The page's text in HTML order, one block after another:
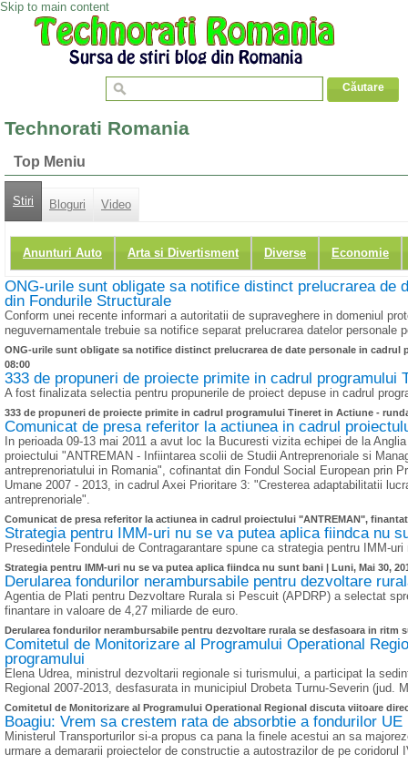
Skip to main content
Technorati Romania
Top Meniu
Stiri Bloguri Video
Anunturi Auto Arta si Divertisment Diverse Economie
ONG-urile sunt obligate sa notifice distinct prelucrarea de
din Fondurile Structurale
Conform unei recente informari a autoritatii de supraveghere in domeniul
neguvernamentale trebuie sa notifice separat prelucrarea datelor personale
ONG-urile sunt obligate sa notifice distinct prelucrarea de date personale in
08:00
333 de propuneri de proiecte primite in cadrul programului
A fost finalizata selectia pentru propunerile de proiect depuse in cadrul
333 de propuneri de proiecte primite in cadrul programului Tineret in Actiune -
Comunicat de presa referitor la actiunea in cadrul
In perioada 09-13 mai 2011 a avut loc la Bucuresti vizita echipei de la
proiectului "ANTREMAN - Infiintarea scolii de Studii Antreprenoriale si
antreprenoriatului in Romania", cofinantat din Fondul Social European prin
Umane 2007 - 2013, in cadrul Axei Prioritare 3: "Cresterea adaptabilitatii
antreprenoriale".
Comunicat de presa referitor la actiunea in cadrul proiectului "ANTREMAN",
Strategia pentru IMM-uri nu se va putea aplica fiindca nu
Presedintele Fondului de Contragarantare spune ca strategia pentru IMM-
Strategia pentru IMM-uri nu se va putea aplica fiindca nu sunt bani | Luni, Mai 30,
Derularea fondurilor nerambursabile pentru dezvoltare
Agentia de Plati pentru Dezvoltare Rurala si Pescuit (APDRP) a selectat
finantare in valoare de 4,27 miliarde de euro.
Derularea fondurilor nerambursabile pentru dezvoltare rurala se desfasoara in ritm
Comitetul de Monitorizare al Programului Operational
programului
Elena Udrea, ministrul dezvoltarii regionale si turismului, a participat la
Regional 2007-2013, desfasurata in municipiul Drobeta Turnu-Severin (jud.
Comitetul de Monitorizare al Programului Operational Regional discuta viitoare
Boagiu: Vrem sa crestem rata de absorbtie a fondurilor UE
Ministerul Transporturilor si-a propus ca pana la finele acestui an sa
urmare a demararii proiectelor de constructie a autostrazilor de pe coridorul